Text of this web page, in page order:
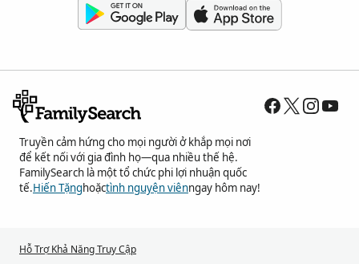
Truyền cảm hứng cho mọi người ở khắp mọi nơi
để kết nối với gia đình họ—qua nhiều thế hệ.
FamilySearch là một tổ chức phi lợi nhuận quốc
tế.Hiến Tặnghoặctình nguyện viênngay hôm nay!
Hỗ Trợ Khả Năng Truy Cập